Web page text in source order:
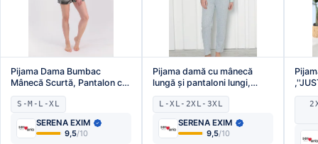
Pijama Dama Bumbac
Mânecă Scurtă, Pantalon cu
pantaloni scurti,alba in dungi
negre Engros
S-M-L-XL
SERENA EXIM
9,5/10
Pijama damă cu mânecă
lungă și pantaloni lungi,
imprimeu ,,You Are
Beautiful', Engros
L-XL-2XL-3XL
SERENA EXIM
9,5/10
si